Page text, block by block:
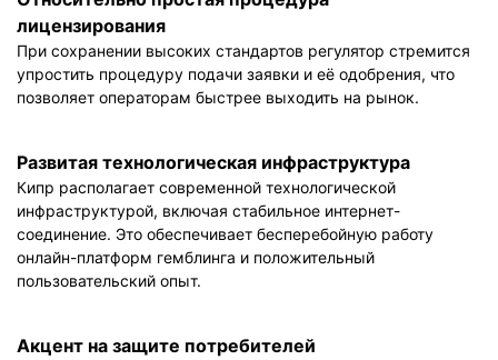
лицензирования
При сохранении высоких стандартов регулятор стремится
упростить процедуру подачи заявки и её одобрения, что
позволяет операторам быстрее выходить на рынок.
Развитая технологическая инфраструктура
Кипр располагает современной технологической
инфраструктурой, включая стабильное интернет-
соединение. Это обеспечивает бесперебойную работу
онлайн-платформ гемблинга и положительный
пользовательский опыт.
Акцент на защите потребителей